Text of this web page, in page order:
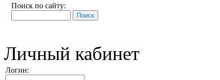
Поиск по сайту:
Личный кабинет
Логин: